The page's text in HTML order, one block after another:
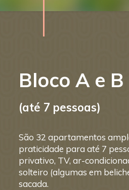
Bloco A e B
(até 7 pessoas)
São 32 apartamentos
praticidade para até 7
privativo, TV, ar-
solteiro (algumas em
sacada.